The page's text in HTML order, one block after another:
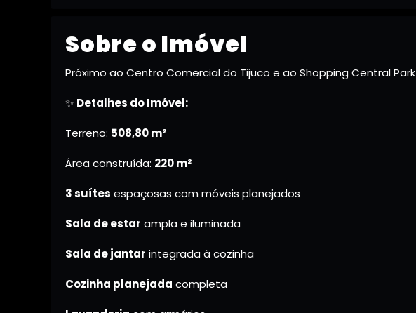
Sobre o Imóvel
Próximo ao Centro Comercial do Tijuco e ao Shopping Central Park
✨ Detalhes do Imóvel:
Terreno: 508,80 m²
Área construída: 220 m²
3 suítes espaçosas com móveis planejados
Sala de estar ampla e iluminada
Sala de jantar integrada à cozinha
Cozinha planejada completa